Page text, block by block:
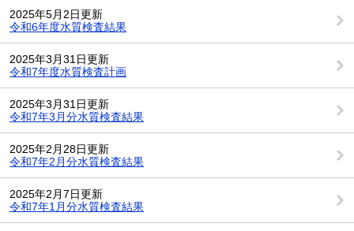
2025年5月2日更新
令和6年度水質検査結果
2025年3月31日更新
令和7年度水質検査計画
2025年3月31日更新
令和7年3月分水質検査結果
2025年2月28日更新
令和7年2月分水質検査結果
2025年2月7日更新
令和7年1月分水質検査結果